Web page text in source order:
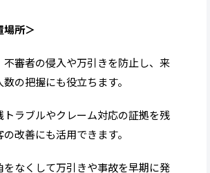
場所＞
不審者の侵入や万引きを防止し、来
の把握にも役立ちます。
トラブルやクレーム対応の証拠を残
改善にも活用できます。
をなくして万引きや事故を早期に発